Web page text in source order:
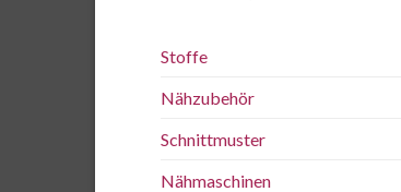
Stoffe
Nähzubehör
Schnittmuster
Nähmaschinen